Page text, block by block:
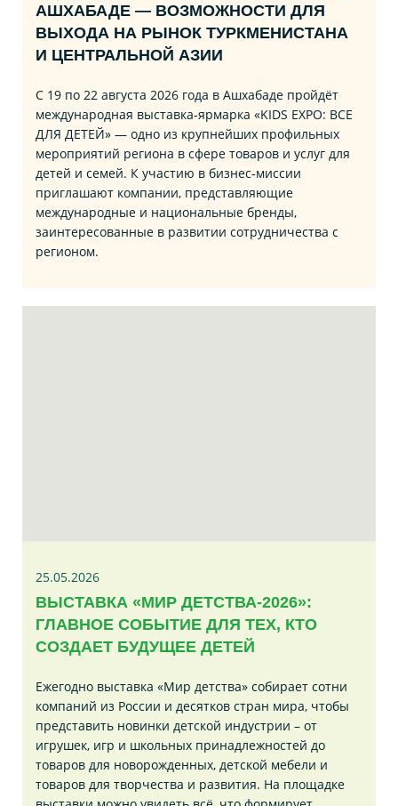
АШХАБАДЕ — ВОЗМОЖНОСТИ ДЛЯ
ВЫХОДА НА РЫНОК ТУРКМЕНИСТАНА
И ЦЕНТРАЛЬНОЙ АЗИИ
С 19 по 22 августа 2026 года в Ашхабаде пройдёт
международная выставка‑ярмарка «KIDS EXPO: ВСЕ
ДЛЯ ДЕТЕЙ» — одно из крупнейших профильных
мероприятий региона в сфере товаров и услуг для
детей и семей. К участию в бизнес‑миссии
приглашают компании, представляющие
международные и национальные бренды,
заинтересованные в развитии сотрудничества с
регионом.
25.05.2026
ВЫСТАВКА «МИР ДЕТСТВА-2026»:
ГЛАВНОЕ СОБЫТИЕ ДЛЯ ТЕХ, КТО
СОЗДАЕТ БУДУЩЕЕ ДЕТЕЙ
Ежегодно выставка «Мир детства» собирает сотни
компаний из России и десятков стран мира, чтобы
представить новинки детской индустрии – от
игрушек, игр и школьных принадлежностей до
товаров для новорожденных, детской мебели и
товаров для творчества и развития. На площадке